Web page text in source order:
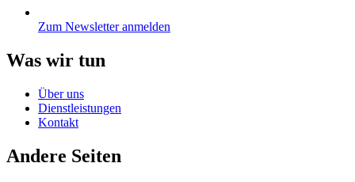
Zum Newsletter anmelden
Was wir tun
Über uns
Dienstleistungen
Kontakt
Andere Seiten